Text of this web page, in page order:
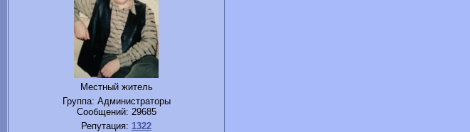
Местный житель
Группа: Администраторы
Сообщений: 29685
Репутация: 1322